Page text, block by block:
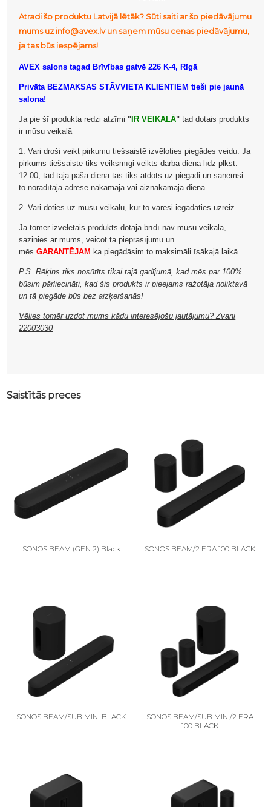
Atradi šo produktu Latvijā lētāk? Sūti saiti ar šo piedāvājumu
mums uz info@avex.lv un saņem mūsu cenas piedāvājumu,
ja tas būs iespējams!
AVEX salons tagad Brīvības gatvē 226 K-4, Rīgā
Privāta BEZMAKSAS STĀVVIETA KLIENTIEM tieši pie jaunā
salona!
Ja pie šī produkta redzi atzīmi " IR VEIKALĀ" tad dotais produkts
ir mūsu veikalā
1. Vari droši veikt pirkumu tiešsaistē izvēloties piegādes veidu. Ja
pirkums tiešsaistē tiks veiksmīgi veikts darba dienā līdz plkst.
12.00, tad tajā pašā dienā tas tiks atdots uz piegādi un saņemsi
to norādītajā adresē nākamajā vai aiznākamajā dienā
2. Vari doties uz mūsu veikalu, kur to varēsi iegādāties uzreiz.
Ja tomēr izvēlētais produkts dotajā brīdī nav mūsu veikalā,
sazinies ar mums, veicot tā pieprasījumu un
mēsGARANTĒJAM ka piegādāsim to maksimāli īsākajā laikā.
P.S. Rēķins tiks nosūtīts tikai tajā gadījumā, kad mēs par 100%
būsim pārliecināti, kad šis produkts ir pieejams ražotāja noliktavā
un tā piegāde būs bez aizķeršanās!
Vēlies tomēr uzdot mums kādu interesējošu jautājumu? Zvani
22003030
Saistītās preces
SONOS BEAM (GEN 2) Black SONOS BEAM/2 ERA 100 BLACK
SONOS BEAM/SUB MINI BLACK
SONOS BEAM/SUB MINI/2 ERA
100 BLACK